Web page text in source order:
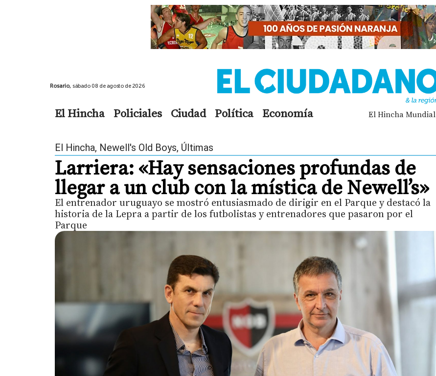
Rosario, sábado 08 de agosto de 2026
El Hincha Policiales Ciudad Política Economía El Hincha Mundial
El Hincha, Newell's Old Boys, Últimas
Larriera: «Hay sensaciones profundas de
llegar a un club con la mística de Newell’s»
El entrenador uruguayo se mostró entusiasmado de dirigir en el Parque y destacó la
historia de la Lepra a partir de los futbolistas y entrenadores que pasaron por el
Parque